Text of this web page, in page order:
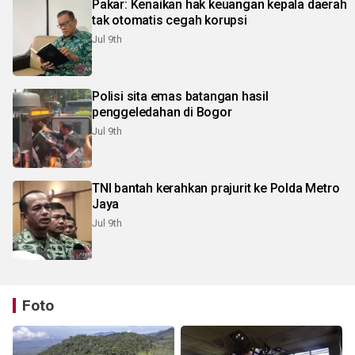
Pakar: Kenaikan hak keuangan kepala daerah
tak otomatis cegah korupsi
Jul 9th
Polisi sita emas batangan hasil
penggeledahan di Bogor
Jul 9th
TNI bantah kerahkan prajurit ke Polda Metro
Jaya
Jul 9th
Foto